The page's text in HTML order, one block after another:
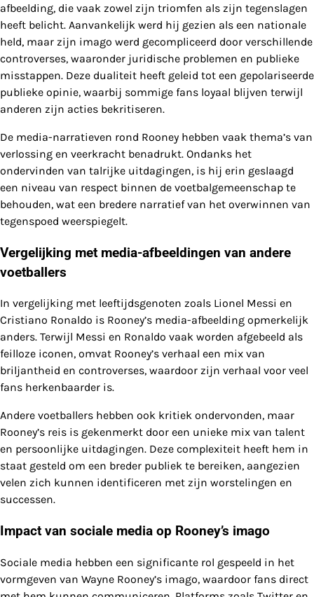
afbeelding, die vaak zowel zijn triomfen als zijn tegenslagen
heeft belicht. Aanvankelijk werd hij gezien als een nationale
held, maar zijn imago werd gecompliceerd door verschillende
controverses, waaronder juridische problemen en publieke
misstappen. Deze dualiteit heeft geleid tot een gepolariseerde
publieke opinie, waarbij sommige fans loyaal blijven terwijl
anderen zijn acties bekritiseren.
De media-narratieven rond Rooney hebben vaak thema’s van
verlossing en veerkracht benadrukt. Ondanks het
ondervinden van talrijke uitdagingen, is hij erin geslaagd
een niveau van respect binnen de voetbalgemeenschap te
behouden, wat een bredere narratief van het overwinnen van
tegenspoed weerspiegelt.
Vergelijking met media-afbeeldingen van andere
voetballers
In vergelijking met leeftijdsgenoten zoals Lionel Messi en
Cristiano Ronaldo is Rooney’s media-afbeelding opmerkelijk
anders. Terwijl Messi en Ronaldo vaak worden afgebeeld als
feilloze iconen, omvat Rooney’s verhaal een mix van
briljantheid en controverses, waardoor zijn verhaal voor veel
fans herkenbaarder is.
Andere voetballers hebben ook kritiek ondervonden, maar
Rooney’s reis is gekenmerkt door een unieke mix van talent
en persoonlijke uitdagingen. Deze complexiteit heeft hem in
staat gesteld om een breder publiek te bereiken, aangezien
velen zich kunnen identificeren met zijn worstelingen en
successen.
Impact van sociale media op Rooney’s imago
Sociale media hebben een significante rol gespeeld in het
vormgeven van Wayne Rooney’s imago, waardoor fans direct